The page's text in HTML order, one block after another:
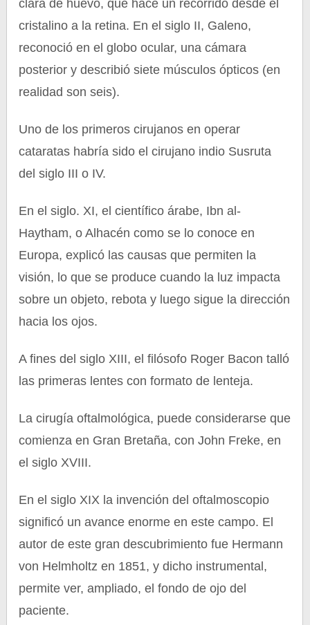
clara de huevo, que hace un recorrido desde el
cristalino a la retina. En el siglo II, Galeno,
reconoció en el globo ocular, una cámara
posterior y describió siete músculos ópticos (en
realidad son seis).
Uno de los primeros cirujanos en operar
cataratas habría sido el cirujano indio Susruta
del siglo III o IV.
En el siglo. XI, el científico árabe, Ibn al-
Haytham, o Alhacén como se lo conoce en
Europa, explicó las causas que permiten la
visión, lo que se produce cuando la luz impacta
sobre un objeto, rebota y luego sigue la dirección
hacia los ojos.
A fines del siglo XIII, el filósofo Roger Bacon talló
las primeras lentes con formato de lenteja.
La cirugía oftalmológica, puede considerarse que
comienza en Gran Bretaña, con John Freke, en
el siglo XVIII.
En el siglo XIX la invención del oftalmoscopio
significó un avance enorme en este campo. El
autor de este gran descubrimiento fue Hermann
von Helmholtz en 1851, y dicho instrumental,
permite ver, ampliado, el fondo de ojo del
paciente.